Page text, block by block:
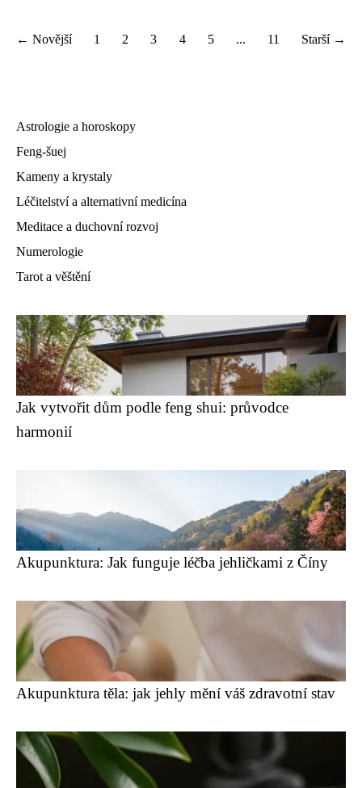
← Novější 1 2 3 4 5 ... 11 Starší →
Astrologie a horoskopy
Feng-šuej
Kameny a krystaly
Léčitelství a alternativní medicína
Meditace a duchovní rozvoj
Numerologie
Tarot a věštění
Jak vytvořit dům podle feng shui: průvodce
harmonií
Akupunktura: Jak funguje léčba jehličkami z Číny
Akupunktura těla: jak jehly mění váš zdravotní stav